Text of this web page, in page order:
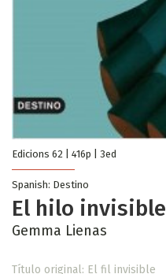
Edicions 62 | 416p | 3ed
Spanish: Destino
El hilo invisible
Gemma Lienas
Título original: El fil invisible